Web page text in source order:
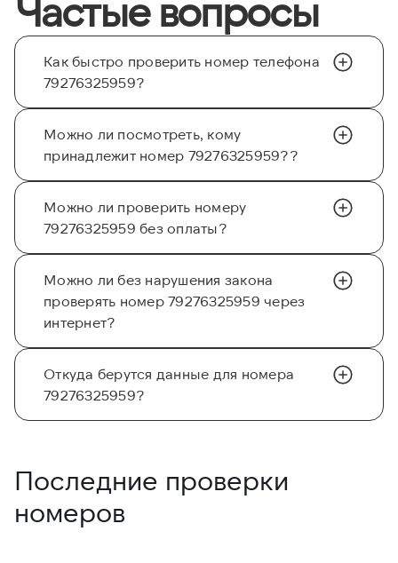
Частые вопросы
Как быстро проверить номер телефона
79276325959?
Можно ли посмотреть, кому
принадлежит номер 79276325959??
Можно ли проверить номеру
79276325959 без оплаты?
Можно ли без нарушения закона
проверять номер 79276325959 через
интернет?
Откуда берутся данные для номера
79276325959?
Последние проверки
номеров